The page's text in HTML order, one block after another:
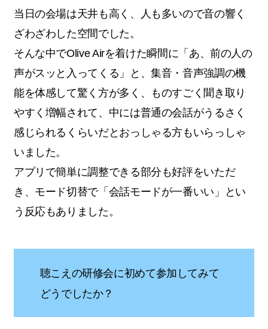
当日の会場は天井も高く、人も多いので音の響く
ざわざわした空間でした。
そんな中でOlive Airを着けた瞬間に「あ、前の人の
声がスッと入ってくる」と、集音・音声強調の機
能を体感して驚く方が多く、ものすごく聞き取り
やすく増幅されて、中には普通の会話がうるさく
感じられるくらいだとおっしゃる方もいらっしゃ
いました。
アプリで簡単に調整できる部分も好評をいただ
き、モード切替で「会話モードが一番いい」とい
う反応もありました。
聴こえの研修会に初めて参加してみて
どうでしたか？